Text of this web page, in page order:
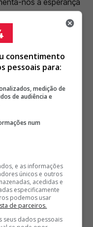
consentimento
pessoais para:
medição de
de audiência e
num
e as informações
únicos e outros
acedidas e
especificamente
podemos usar
de parceiros.
seus dados pessoais